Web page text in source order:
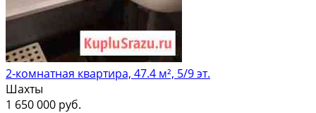
2-комнатная квартира, 47.4 м², 5/9 эт.
Шахты
1 650 000 руб.